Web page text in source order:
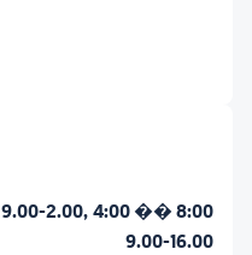
9.00-2.00, 4:00 �� 8:00
9.00-16.00